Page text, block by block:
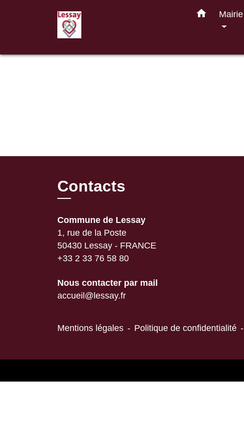
home Mairie
Contacts
Commune de Lessay
1, rue de la Poste
50430 Lessay - FRANCE
+33 2 33 76 58 80
Nous contacter par mail
accueil@lessay.fr
Mentions légales - Politique de confidentialité -